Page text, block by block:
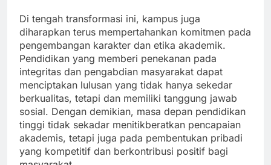
Di tengah transformasi ini, kampus juga
diharapkan terus mempertahankan komitmen pada
pengembangan karakter dan etika akademik.
Pendidikan yang memberi penekanan pada
integritas dan pengabdian masyarakat dapat
menciptakan lulusan yang tidak hanya sekedar
berkualitas, tetapi dan memiliki tanggung jawab
sosial. Dengan demikian, masa depan pendidikan
tinggi tidak sekadar menitikberatkan pencapaian
akademis, tetapi juga pada pembentukan pribadi
yang kompetitif dan berkontribusi positif bagi